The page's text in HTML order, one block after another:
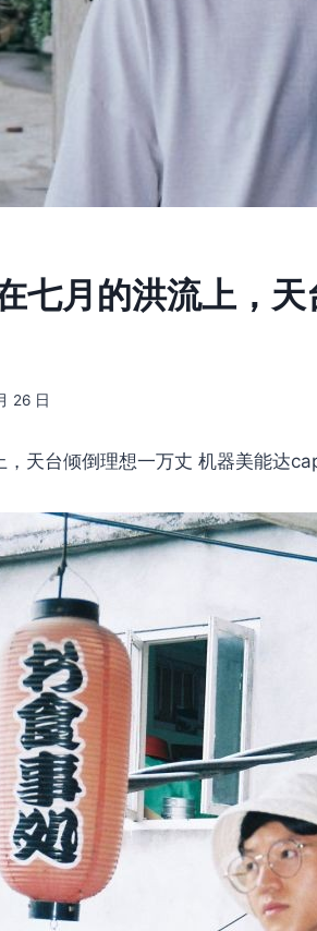
七月的洪流上，
26 日
，天台倾倒理想一万丈 机器美能达